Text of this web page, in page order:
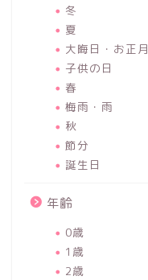
冬
夏
大晦日・お正月
子供の日
春
梅雨・雨
秋
節分
誕生日
年齢
0歳
1歳
2歳